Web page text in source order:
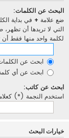
البحث عن الكلمات:
ضع علامة + في بداية
التي لا تريدها أن
لكلمة واحد منها فقط
ابحث عن
ابحث عن أي
ابحث عن كاتب:
استخدم النجمة (*)
خيارات البحث